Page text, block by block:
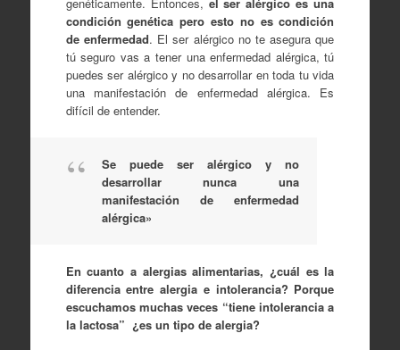
condición genética pero esto no es condición
de enfermedad. El ser alérgico no te asegura que
tú seguro vas a tener una enfermedad alérgica, tú
puedes ser alérgico y no desarrollar en toda tu vida
una manifestación de enfermedad alérgica. Es
difícil de entender.
Se puede ser alérgico y no
desarrollar nunca una
manifestación de enfermedad
alérgica»
En cuanto a alergias alimentarias, ¿cuál es la
diferencia entre alergia e intolerancia? Porque
escuchamos muchas veces “tiene intolerancia a
la lactosa” ¿es un tipo de alergia?